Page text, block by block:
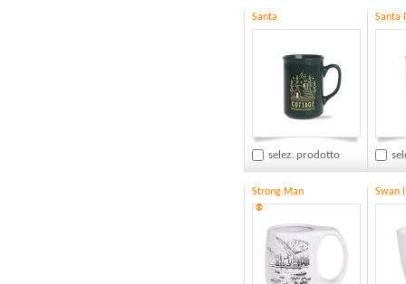
Santa
selez. prodotto
Santa
Strong Man
®
Swan